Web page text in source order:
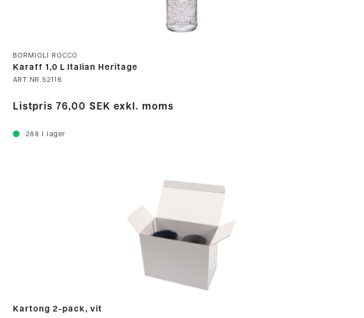
BORMIOLI ROCCO
Karaff 1,0 L Italian Heritage
ART.NR 52116
Listpris 76,00 SEK exkl. moms
288 I lager
Kartong 2-pack, vit